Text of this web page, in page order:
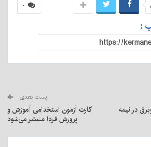
۰
:
در نیمه
پست بعدی
کارت آزمون استخدامی آموزش و
پرورش فردا منتشر می‌شود